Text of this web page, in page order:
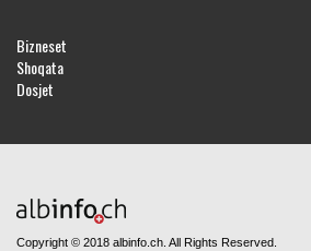
Bizneset
Shoqata
Dosjet
Copyright © 2018 albinfo.ch. All Rights Reserved.